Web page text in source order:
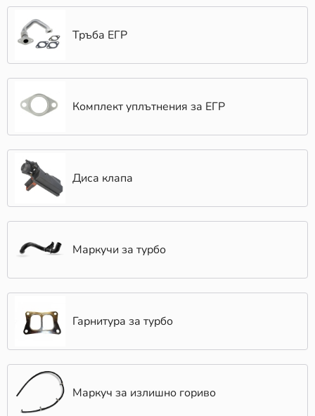
Тръба ЕГР
Комплект уплътнения за ЕГР
Диса клапа
Маркучи за турбо
Гарнитура за турбо
Маркуч за излишно гориво